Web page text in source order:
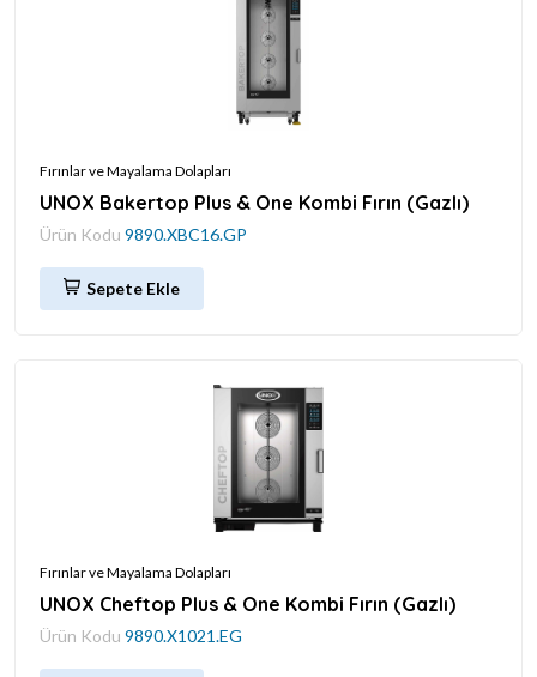
Fırınlar ve Mayalama Dolapları
UNOX Bakertop Plus & One Kombi Fırın (Gazlı)
Ürün Kodu 9890.XBC16.GP
Sepete Ekle
Fırınlar ve Mayalama Dolapları
UNOX Cheftop Plus & One Kombi Fırın (Gazlı)
Ürün Kodu 9890.X1021.EG